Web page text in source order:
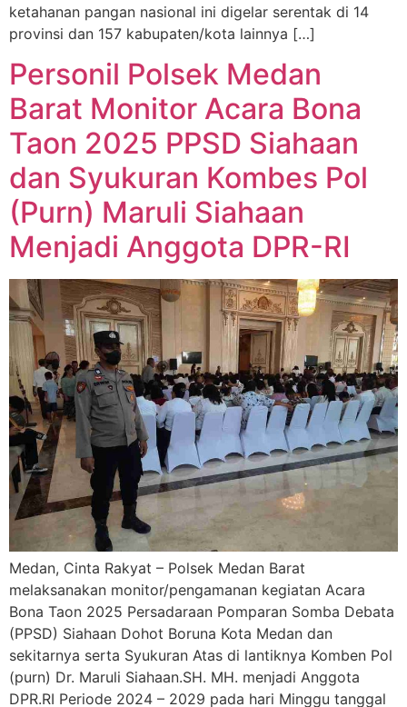
ketahanan pangan nasional ini digelar serentak di 14
provinsi dan 157 kabupaten/kota lainnya […]
Personil Polsek Medan
Barat Monitor Acara Bona
Taon 2025 PPSD Siahaan
dan Syukuran Kombes Pol
(Purn) Maruli Siahaan
Menjadi Anggota DPR-RI
Medan, Cinta Rakyat – Polsek Medan Barat
melaksanakan monitor/pengamanan kegiatan Acara
Bona Taon 2025 Persadaraan Pomparan Somba Debata
(PPSD) Siahaan Dohot Boruna Kota Medan dan
sekitarnya serta Syukuran Atas di lantiknya Komben Pol
(purn) Dr. Maruli Siahaan.SH. MH. menjadi Anggota
DPR.RI Periode 2024 – 2029 pada hari Minggu tanggal